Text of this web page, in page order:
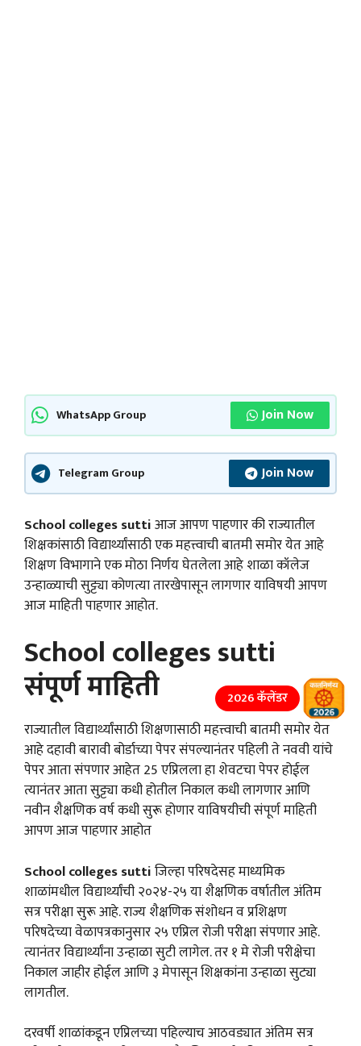
WhatsApp Group Join Now
Telegram Group Join Now
School colleges suttiआज आपण पाहणार की राज्यातील
शिक्षकांसाठी विद्यार्थ्यांसाठी एक महत्त्वाची बातमी समोर येत आहे
शिक्षण विभागाने एक मोठा निर्णय घेतलेला आहे शाळा कॉलेज
उन्हाळ्याची सुट्ट्या कोणत्या तारखेपासून लागणार याविषयी आपण
आज माहिती पाहणार आहोत.
School colleges sutti
संपूर्ण माहिती
राज्यातील विद्यार्थ्यांसाठी शिक्षणासाठी महत्त्वाची बातमी समोर येत
आहे दहावी बारावी बोर्डाच्या पेपर संपल्यानंतर पहिली ते नववी यांचे
पेपर आता संपणार आहेत 25 एप्रिलला हा शेवटचा पेपर होईल
त्यानंतर आता सुट्ट्या कधी होतील निकाल कधी लागणार आणि
नवीन शैक्षणिक वर्ष कधी सुरू होणार याविषयीची संपूर्ण माहिती
आपण आज पाहणार आहोत
School colleges suttiजिल्हा परिषदेसह माध्यमिक
शाळांमधील विद्यार्थ्यांची २०२४-२५ या शैक्षणिक वर्षातील अंतिम
सत्र परीक्षा सुरू आहे. राज्य शैक्षणिक संशोधन व प्रशिक्षण
परिषदेच्या वेळापत्रकानुसार २५ एप्रिल रोजी परीक्षा संपणार आहे.
त्यानंतर विद्यार्थ्यांना उन्हाळा सुटी लागेल. तर १ मे रोजी परीक्षेचा
निकाल जाहीर होईल आणि ३ मेपासून शिक्षकांना उन्हाळा सुट्या
लागतील.
दरवर्षी शाळांकडून एप्रिलच्या पहिल्याच आठवड्यात अंतिम सत्र
2026 कॅलेंडर